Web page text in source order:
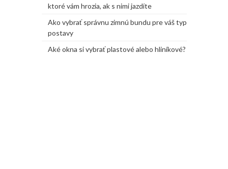
ktoré vám hrozia, ak s nimi jazdíte
Ako vybrať správnu zimnú bundu pre váš typ
postavy
Aké okna si vybrať plastové alebo hliníkové?